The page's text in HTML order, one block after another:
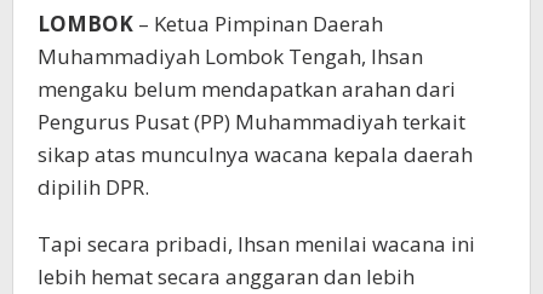
LOMBOK – Ketua Pimpinan Daerah
Muhammadiyah Lombok Tengah, Ihsan
mengaku belum mendapatkan arahan dari
Pengurus Pusat (PP) Muhammadiyah terkait
sikap atas munculnya wacana kepala daerah
dipilih DPR.
Tapi secara pribadi, Ihsan menilai wacana ini
lebih hemat secara anggaran dan lebih